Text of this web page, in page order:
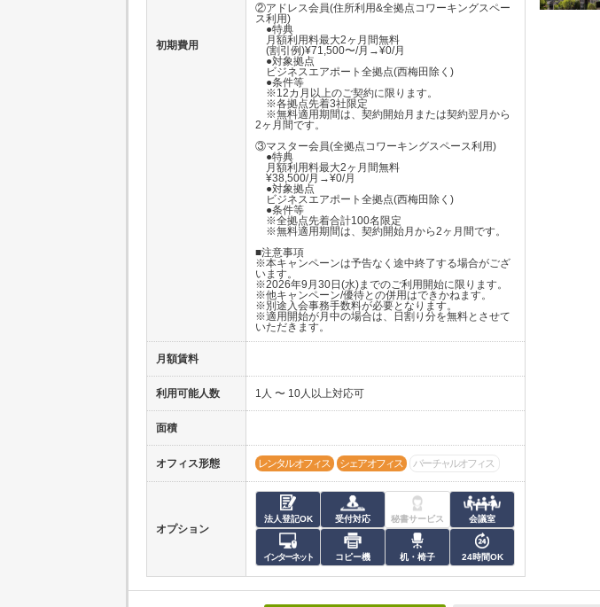
初期費用
②アドレス会員(住所利用&全拠点コワーキングスペー
ス利用)
●特典
月額利用料最大2ヶ月間無料
(割引例)¥71,500〜/月→¥0/月
●対象拠点
ビジネスエアポート全拠点(西梅田除く)
●条件等
※12カ月以上のご契約に限ります。
※各拠点先着3社限定
※無料適用期間は、契約開始月または契約翌月から
2ヶ月間です。
③マスター会員(全拠点コワーキングスペース利用)
●特典
月額利用料最大2ヶ月間無料
¥38,500/月→¥0/月
●対象拠点
ビジネスエアポート全拠点(西梅田除く)
●条件等
※全拠点先着合計100名限定
※無料適用期間は、契約開始月から2ヶ月間です。
■注意事項
※本キャンペーンは予告なく途中終了する場合がござ
います。
※2026年9月30日(水)までのご利用開始に限ります。
※他キャンペーン/優待との併用はできかねます。
※別途入会事務手数料が必要となります。
※適用開始が月中の場合は、日割り分を無料とさせて
いただきます。
月額賃料
利用可能人数 1人 〜 10人以上対応可
面積
オフィス形態 レンタルオフィス シェアオフィス バーチャルオフィス
オプション
法人登記OK 受付対応 秘書サービス 会議室
インターネット コピー機 机・椅子 24時間OK